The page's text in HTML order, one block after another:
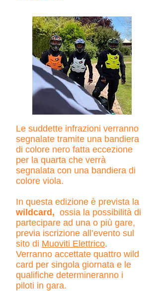
Le suddette infrazioni verranno
segnalate tramite una bandiera
di colore nero fatta eccezione
per la quarta che verrà
segnalata con una bandiera di
colore viola.
In questa edizione è prevista la
wildcard, ossia la possibilità di
partecipare ad una o più gare,
previa iscrizione all’evento sul
sito di Muoviti Elettrico.
Verranno accettate quattro wild
card per singola giornata e le
qualifiche determineranno i
piloti in gara.